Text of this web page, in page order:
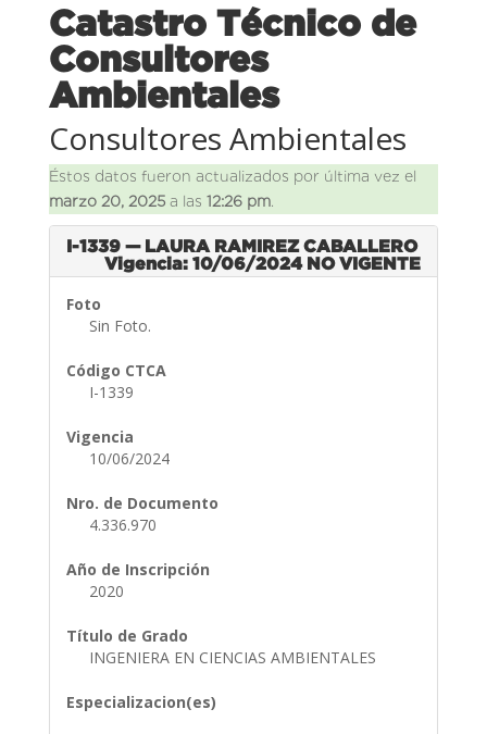
Catastro Técnico de
Consultores
Ambientales
Consultores Ambientales
Éstos datos fueron actualizados por última vez el
marzo 20, 2025a las 12:26 pm.
I-1339 — LAURA RAMIREZ CABALLERO
Vigencia: 10/06/2024 NO VIGENTE
Foto
Sin Foto.
Código CTCA
I-1339
Vigencia
10/06/2024
Nro. de Documento
4.336.970
Año de Inscripción
2020
Título de Grado
INGENIERA EN CIENCIAS AMBIENTALES
Especializacion(es)